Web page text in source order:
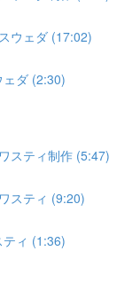
ウェダ (17:02)
ェダ (2:30)
スティ制作 (5:47)
スティ (9:20)
ティ (1:36)